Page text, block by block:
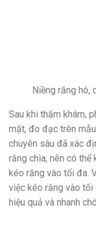
Niềng răng hô,
Sau khi thăm khám,
mặt, đo đạc trên
chuyên sâu đã xác
răng chìa, nên có
kéo răng vào tối đa.
việc kéo răng vào
hiệu quả và nhanh